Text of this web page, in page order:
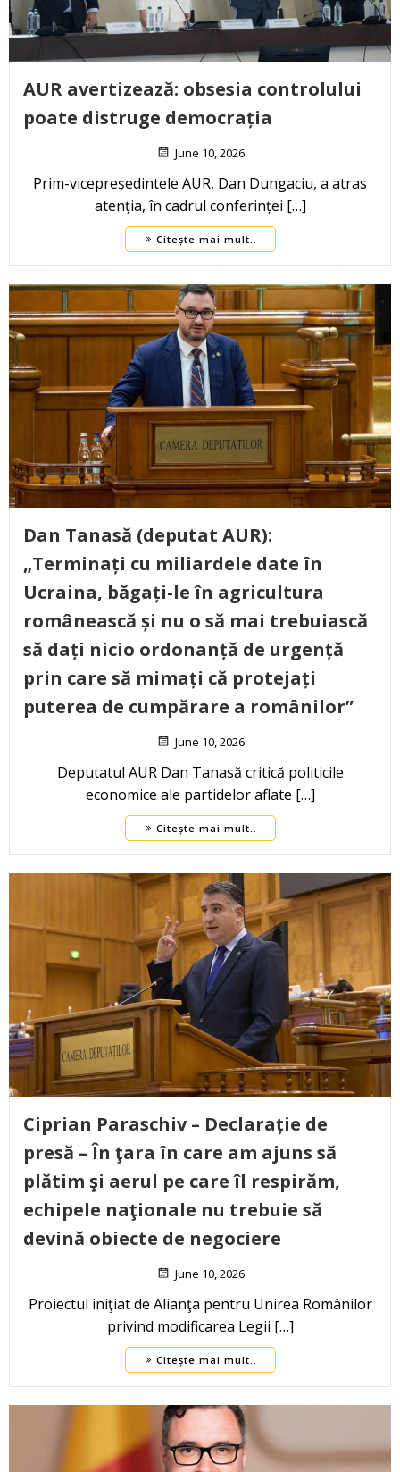
AUR avertizează: obsesia controlului
poate distruge democrația
June 10, 2026
Prim-vicepreședintele AUR, Dan Dungaciu, a atras
atenția, în cadrul conferinței […]
Citește mai mult..
Dan Tanasă (deputat AUR):
„Terminați cu miliardele date în
Ucraina, băgați-le în agricultura
românească și nu o să mai trebuiască
să dați nicio ordonanță de urgență
prin care să mimați că protejați
puterea de cumpărare a românilor”
June 10, 2026
Deputatul AUR Dan Tanasă critică politicile
economice ale partidelor aflate […]
Citește mai mult..
Ciprian Paraschiv – Declarație de
presă – În ţara în care am ajuns să
plătim şi aerul pe care îl respirăm,
echipele naţionale nu trebuie să
devină obiecte de negociere
June 10, 2026
Proiectul iniţiat de Alianţa pentru Unirea Românilor
privind modificarea Legii […]
Citește mai mult..